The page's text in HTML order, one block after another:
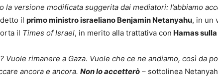
la versione modificata suggerita dai mediatori: l’abbiamo
il primo ministro israeliano Benjamin Netanyahu, in un
il Times of Israel, in merito alla trattativa con Hamas
Vuole rimanere a Gaza. Vuole che ce ne andiamo, così da
ancora e ancora. Non lo accetterò – sottolinea